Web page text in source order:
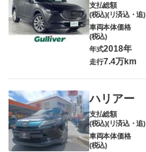
支払総額
(税込)(リ済込・追)
車両本体価格
(税込)
年式2018年
走行7.4万km
ハリアー
支払総額
(税込)(リ済込・追)
車両本体価格
(税込)